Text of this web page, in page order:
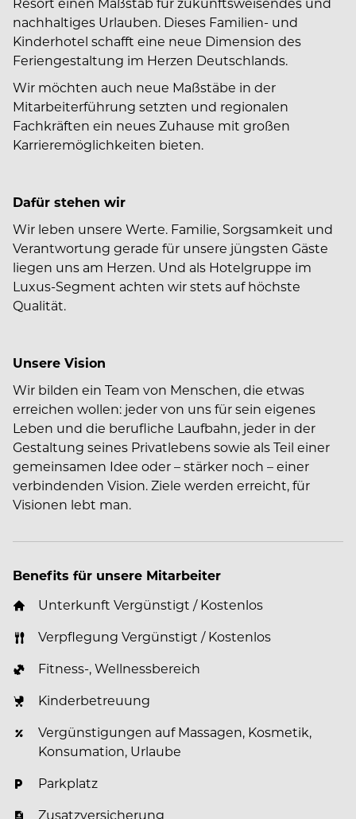
nachhaltiges Urlauben. Dieses Familien- und
Kinderhotel schafft eine neue Dimension des
Feriengestaltung im Herzen Deutschlands.
Wir möchten auch neue Maßstäbe in der
Mitarbeiterführung setzten und regionalen
Fachkräften ein neues Zuhause mit großen
Karrieremöglichkeiten bieten.
Dafür stehen wir
Wir leben unsere Werte. Familie, Sorgsamkeit und
Verantwortung gerade für unsere jüngsten Gäste
liegen uns am Herzen. Und als Hotelgruppe im
Luxus-Segment achten wir stets auf höchste
Qualität.
Unsere Vision
Wir bilden ein Team von Menschen, die etwas
erreichen wollen: jeder von uns für sein eigenes
Leben und die berufliche Laufbahn, jeder in der
Gestaltung seines Privatlebens sowie als Teil einer
gemeinsamen Idee oder – stärker noch – einer
verbindenden Vision. Ziele werden erreicht, für
Visionen lebt man.
Benefits für unsere Mitarbeiter
Unterkunft Vergünstigt / Kostenlos
Verpflegung Vergünstigt / Kostenlos
Fitness-, Wellnessbereich
Kinderbetreuung
Vergünstigungen auf Massagen, Kosmetik,
Konsumation, Urlaube
Parkplatz
Zusatzversicherung